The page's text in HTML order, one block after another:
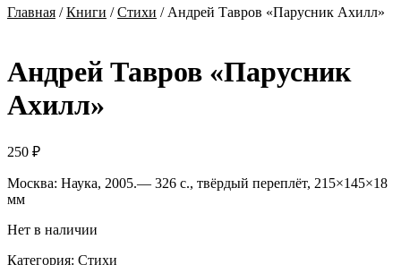
Главная /Книги /Стихи / Андрей Тавров «Парусник Ахилл»
Андрей Тавров «Парусник
Ахилл»
250 ₽
Москва: Наука, 2005.— 326 с., твёрдый переплёт, 215×145×18
мм
Нет в наличии
Категория: Стихи